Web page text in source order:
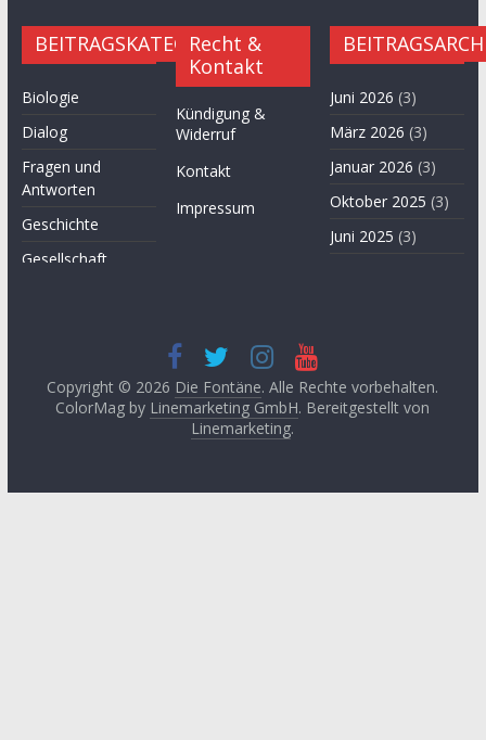
BEITRAGSKATEGORIEN
Biologie
Dialog
Fragen und
Antworten
Geschichte
Gesellschaft
Leitartikel von
Fethullah Gülen
Lyrik
Recht &
Kontakt
Kündigung &
Widerruf
Kontakt
Impressum
Juni 2026 (3)
März 2026 (3)
Januar 2026 (3)
Oktober 2025 (3)
Juni 2025 (3)
2024(3)
Juni 2024(3)
April 2024(2)
Copyright © 2026 Die Fontäne. Alle Rechte vorbehalten.
ColorMag by Linemarketing GmbH. Bereitgestellt von
Linemarketing.